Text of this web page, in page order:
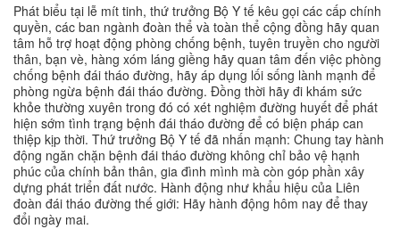
Phát biểu tại lễ mít tinh, thứ trưởng Bộ Y tế kêu gọi các cấp chính
quyền, các ban ngành đoàn thể và toàn thể cộng đồng hãy quan
tâm hỗ trợ hoạt động phòng chống bệnh, tuyên truyền cho người
thân, bạn vè, hàng xóm láng giềng hãy quan tâm đến việc phòng
chống bệnh đái tháo đường, hãy áp dụng lối sống lành mạnh để
phòng ngừa bệnh đái tháo đường. Đồng thời hãy đi khám sức
khỏe thường xuyên trong đó có xét nghiệm đường huyết để phát
hiện sớm tình trạng bệnh đái tháo đường để có biện pháp can
thiệp kịp thời. Thứ trưởng Bộ Y tế đã nhấn mạnh: Chung tay hành
động ngăn chặn bệnh đái tháo đường không chỉ bảo vệ hạnh
phúc của chính bản thân, gia đình mình mà còn góp phần xây
dựng phát triển đất nước. Hành động như khẩu hiệu của Liên
đoàn đái tháo đường thế giới: Hãy hành động hôm nay để thay
đổi ngày mai.